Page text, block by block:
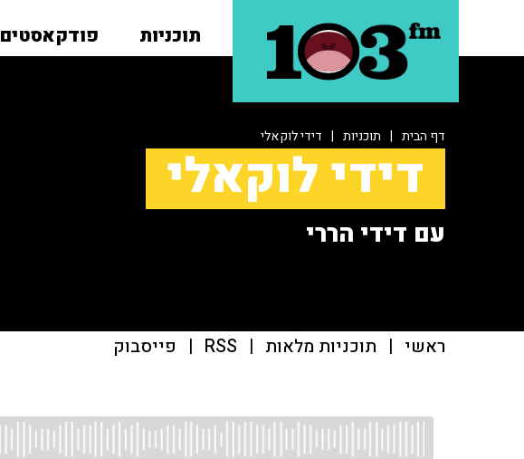
תוכניות פודקאסטים
דף הבית | תוכניות | דידי לוקאלי
דידי לוקאלי
עם דידי הררי
ראשי | תוכניות מלאות |
RSS
| פייסבוק